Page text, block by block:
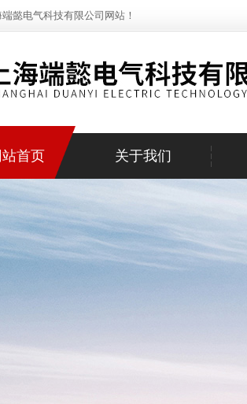
懿电气科技有限公司网站！
站首页 关于我们